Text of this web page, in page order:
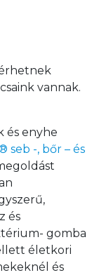
vannak.
és enyhe
seb -, bőr – és
és
gomba
életkori
és